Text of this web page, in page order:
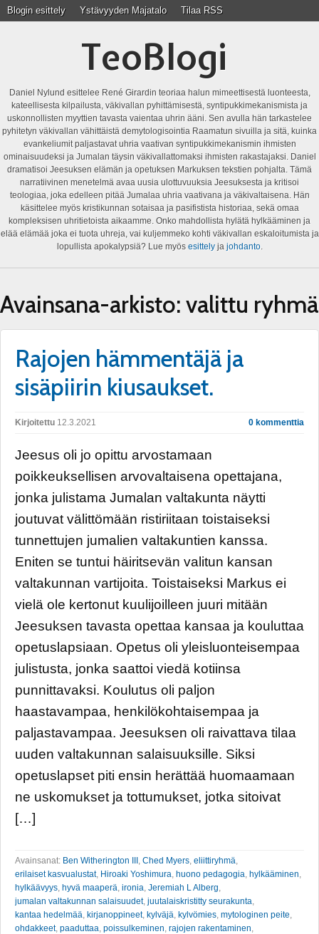
Blogin esittely Ystävyyden Majatalo Tilaa RSS
TeoBlogi
Daniel Nylund esittelee René Girardin teoriaa halun mimeettisestä luonteesta,
kateellisesta kilpailusta, väkivallan pyhittämisestä, syntipukkimekanismista ja
uskonnollisten myyttien tavasta vaientaa uhrin ääni. Sen avulla hän tarkastelee
pyhitetyn väkivallan vähittäistä demytologisointia Raamatun sivuilla ja sitä, kuinka
evankeliumit paljastavat uhria vaativan syntipukkimekanismin ihmisten
ominaisuudeksi ja Jumalan täysin väkivallattomaksi ihmisten rakastajaksi. Daniel
dramatisoi Jeesuksen elämän ja opetuksen Markuksen tekstien pohjalta. Tämä
narratiivinen menetelmä avaa uusia ulottuvuuksia Jeesuksesta ja kritisoi
teologiaa, joka edelleen pitää Jumalaa uhria vaativana ja väkivaltaisena. Hän
käsittelee myös kristikunnan sotaisaa ja pasifistista historiaa, sekä omaa
kompleksisen uhritietoista aikaamme. Onko mahdollista hylätä hylkääminen ja
elää elämää joka ei tuota uhreja, vai kuljemmeko kohti väkivallan eskaloitumista ja
lopullista apokalypsiä? Lue myös esittelyja johdanto.
Avainsana-arkisto: valittu ryhmä
Rajojen hämmentäjä ja
sisäpiirin kiusaukset.
Kirjoitettu 12.3.2021 0 kommenttia
Jeesus oli jo opittu arvostamaan
poikkeuksellisen arvovaltaisena opettajana,
jonka julistama Jumalan valtakunta näytti
joutuvat välittömään ristiriitaan toistaiseksi
tunnettujen jumalien valtakuntien kanssa.
Eniten se tuntui häiritsevän valitun kansan
valtakunnan vartijoita. Toistaiseksi Markus ei
vielä ole kertonut kuulijoilleen juuri mitään
Jeesuksen tavasta opettaa kansaa ja kouluttaa
opetuslapsiaan. Opetus oli yleisluonteisempaa
julistusta, jonka saattoi viedä kotiinsa
punnittavaksi. Koulutus oli paljon
haastavampaa, henkilökohtaisempaa ja
paljastavampaa. Jeesuksen oli raivattava tilaa
uuden valtakunnan salaisuuksille. Siksi
opetuslapset piti ensin herättää huomaamaan
ne uskomukset ja tottumukset, jotka sitoivat
[…]
Avainsanat: Ben Witherington III Ched Myers eliittiryhmä
erilaiset kasvualustat, Hiroaki Yoshimura huono pedagogia hylkääminen
hylkäävyys hyvä maaperä ironia Jeremiah L Alberg
jumalan valtakunnan salaisuudet, juutalaiskristitty seurakunta
kantaa hedelmää kirjanoppineet, kylväjä kylvömies mytologinen peite
ohdakkeet, paaduttaa poissulkeminen rajojen rakentaminen